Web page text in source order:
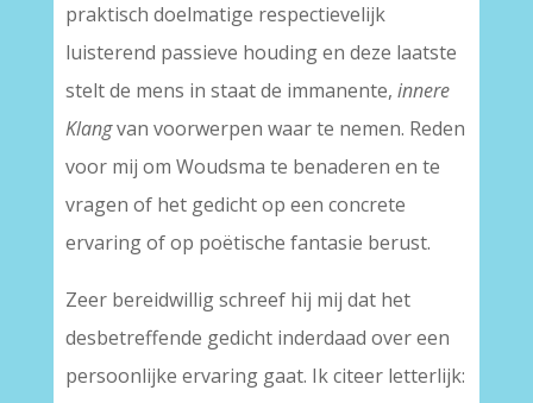
praktisch doelmatige respectievelijk
luisterend passieve houding en deze laatste
stelt de mens in staat de immanente, innere
Klangvan voorwerpen waar te nemen. Reden
voor mij om Woudsma te benaderen en te
vragen of het gedicht op een concrete
ervaring of op poëtische fantasie berust.
Zeer bereidwillig schreef hij mij dat het
desbetreffende gedicht inderdaad over een
persoonlijke ervaring gaat. Ik citeer letterlijk: